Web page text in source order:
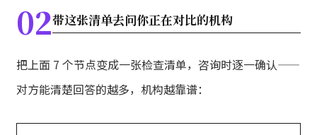
02带这张清单去问你正在对比的机构
把上面 7 个节点变成一张检查清单，咨询时逐一确认——
对方能清楚回答的越多，机构越靠谱：